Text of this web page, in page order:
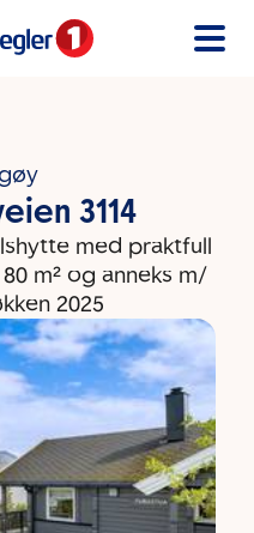
3114
med praktfull
m² og anneks m/
2025